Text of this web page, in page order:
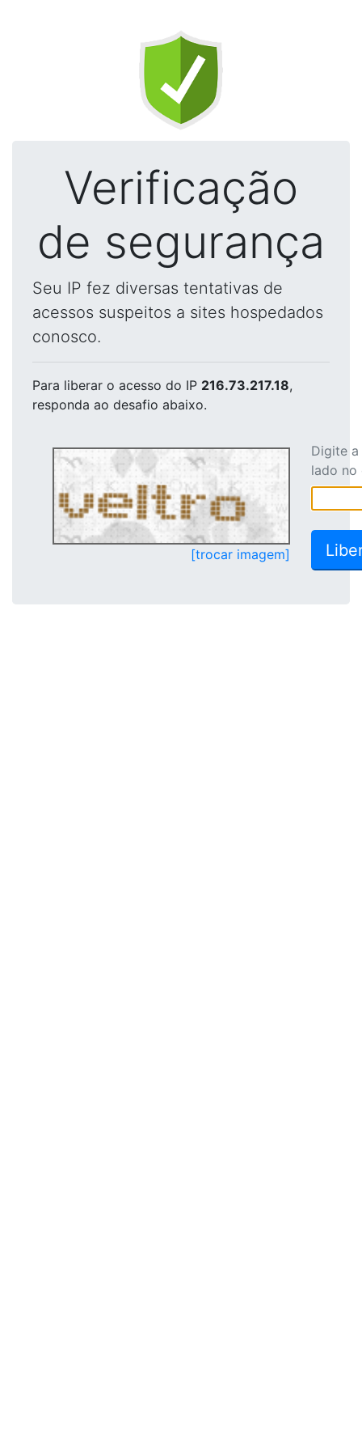
Verificação
de segurança
Seu IP fez diversas tentativas de
acessos suspeitos a sites hospedados
conosco.
Para liberar o acesso do IP 216.73.217.18,
responda ao desafio abaixo.
[trocar imagem]
Digite
lado no